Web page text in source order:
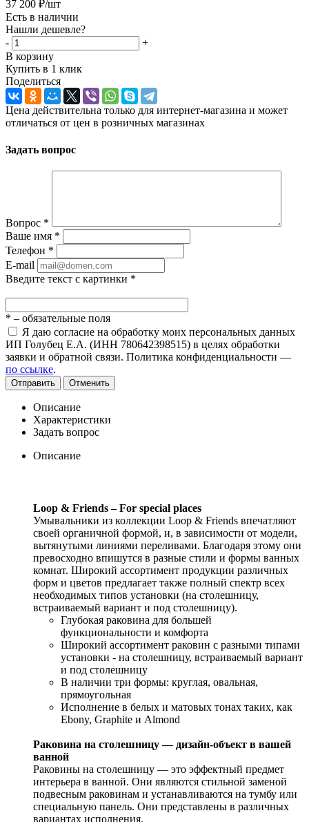
37 200 ₽/шт
Есть в наличии
Нашли дешевле?
-
+
В корзину
Купить в 1 клик
Поделиться
Цена действительна только для интернет-магазина и может
отличаться от цен в розничных магазинах
Задать вопрос
Вопрос *
Ваше имя *
Телефон *
E-mail
Введите текст с картинки *
* – обязательные поля
Я даю согласие на обработку моих персональных данных
ИП Голубец Е.А. (ИНН 780642398515) в целях обработки
заявки и обратной связи. Политика конфиденциальности —
по ссылке.
Отправить Отменить
Описание
Характеристики
Задать вопрос
Описание
Loop & Friends – For special places
Умывальники из коллекции Loop & Friends впечатляют
своей органичной формой, и, в зависимости от модели,
вытянутыми линиями переливами. Благодаря этому они
превосходно впишутся в разные стили и формы ванных
комнат. Широкий ассортимент продукции различных
форм и цветов предлагает также полный спектр всех
необходимых типов установки (на столешницу,
встраиваемый вариант и под столешницу).
Глубокая раковина для большей
функциональности и комфорта
Широкий ассортимент раковин с разными типами
установки - на столешницу, встраиваемый вариант
и под столешницу
В наличии три формы: круглая, овальная,
прямоугольная
Исполнение в белых и матовых тонах таких, как
Ebony, Graphite и Almond
Раковина на столешницу — дизайн-объект в вашей
ванной
Раковины на столешницу — это эффектный предмет
интерьера в ванной. Они являются стильной заменой
подвесным раковинам и устанавливаются на тумбу или
специальную панель. Они представлены в различных
вариантах исполнения.